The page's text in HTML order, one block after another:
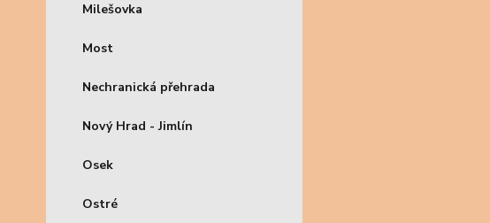
Milešovka
Most
Nechranická přehrada
Nový Hrad - Jimlín
Osek
Ostré